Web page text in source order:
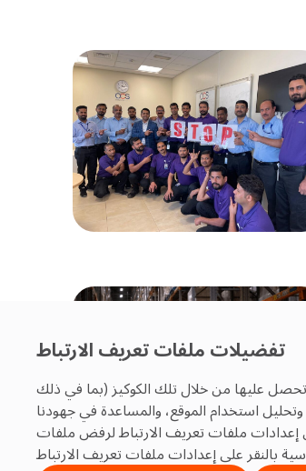
تفضيلات ملفات تعريف الارتباط
تحصل عليها من خلال تلك الكوكيز (بما في ذلك
استخدام الموقع، والمساعدة في جهودنا
إعدادات ملفات تعريف الارتباط لرفض ملفات